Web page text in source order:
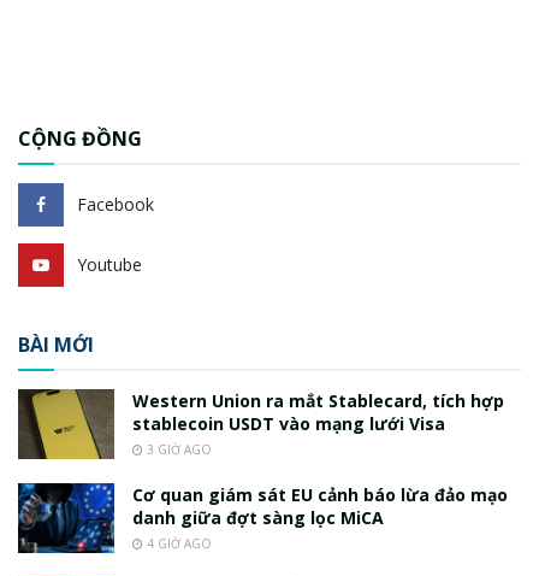
CỘNG ĐỒNG
Facebook
Youtube
BÀI MỚI
Western Union ra mắt Stablecard, tích hợp
stablecoin USDT vào mạng lưới Visa
3 GIỜ AGO
Cơ quan giám sát EU cảnh báo lừa đảo mạo
danh giữa đợt sàng lọc MiCA
4 GIỜ AGO